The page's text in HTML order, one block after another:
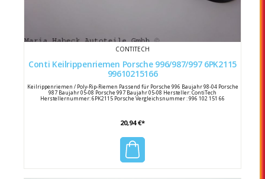
CONTITECH
Conti Keilrippenriemen Porsche 996/987/997 6PK2115
99610215166
Keilrippenriemen / Poly-Rip-Riemen Passend für Porsche 996 Baujahr 98-04 Porsche
987 Baujahr 05-08 Porsche 997 Baujahr 05-08 Hersteller: ContiTech
Herstellernummer: 6PK2115 Porsche Vergleichsnummer : 996 102 151 66
20,94 €*